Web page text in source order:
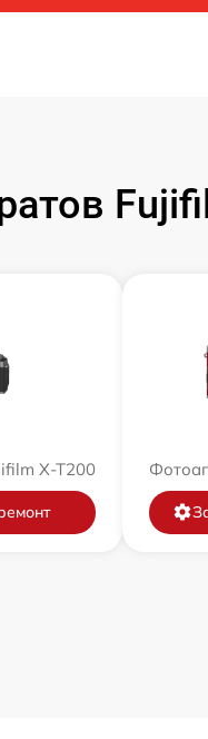
X-T200